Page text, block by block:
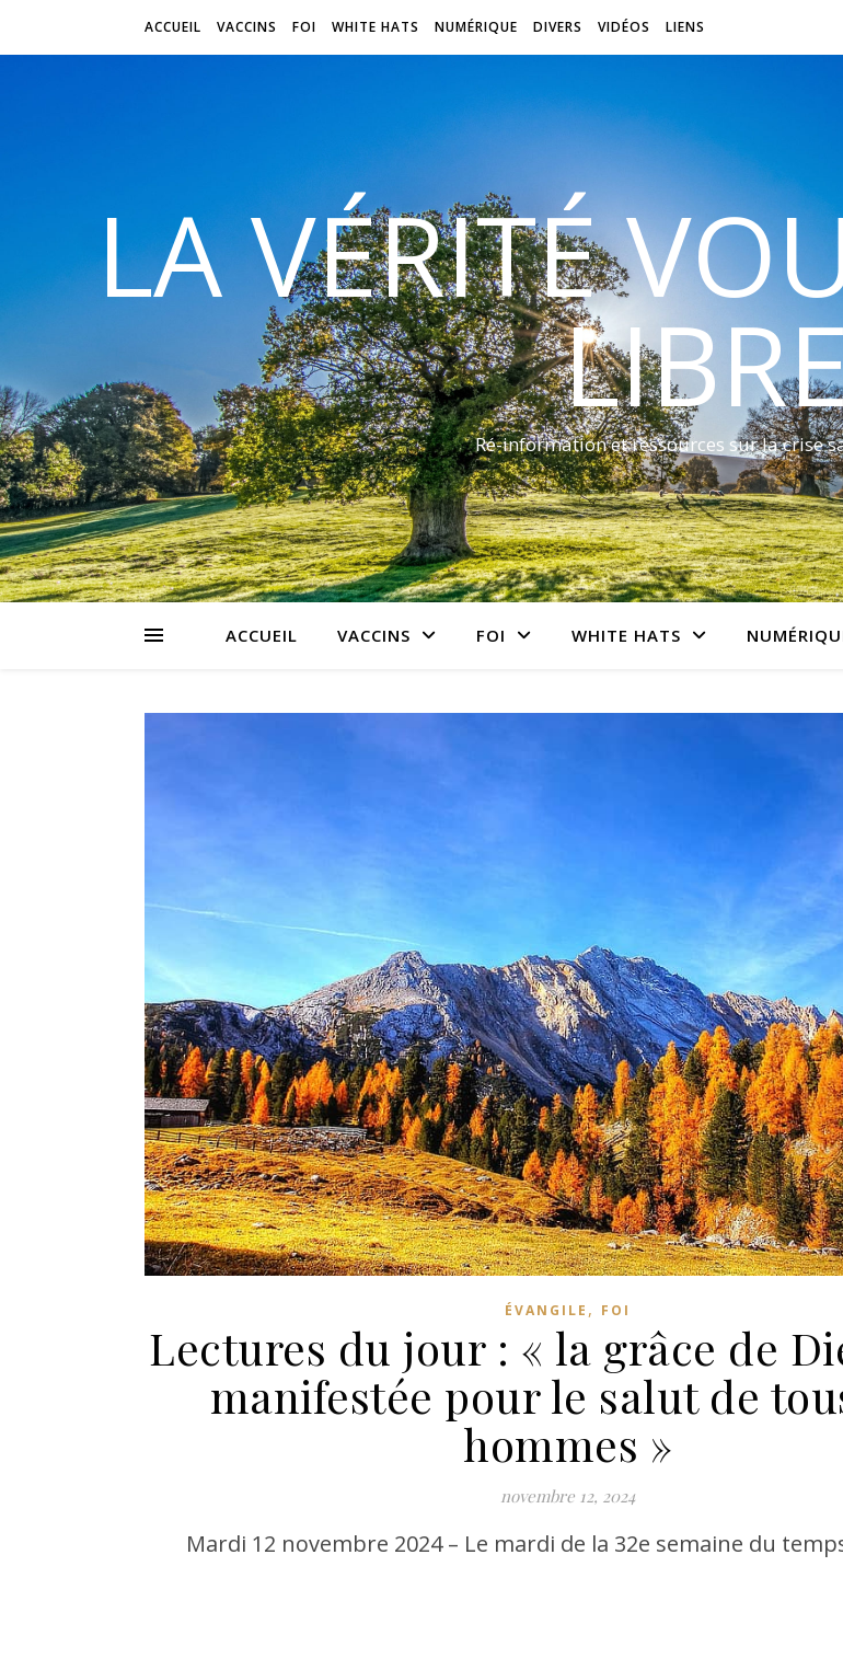
ACCUEIL VACCINS FOI WHITE HATS NUMÉRIQUE DIVERS VIDÉOS LIENS
LA VÉRITÉ
Ré-information et ressources sur la crise
ACCUEIL VACCINS FOI WHITE HATS
ÉVANGILE , FOI
Lectures du jour : « la grâce de
manifestée pour le salut de
hommes »
novembre 12, 2024
Mardi 12 novembre 2024 – Le mardi de la 32e semaine du